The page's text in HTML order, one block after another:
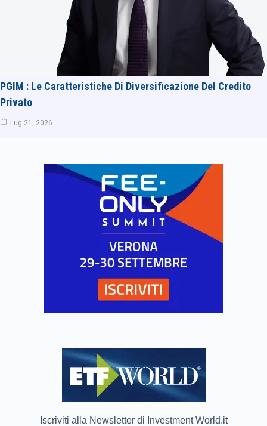
PGIM : Le Caratteristiche Di Diversificazione Del Credito
Privato
Lug 21, 2026
Iscriviti alla Newsletter di Investment World.it